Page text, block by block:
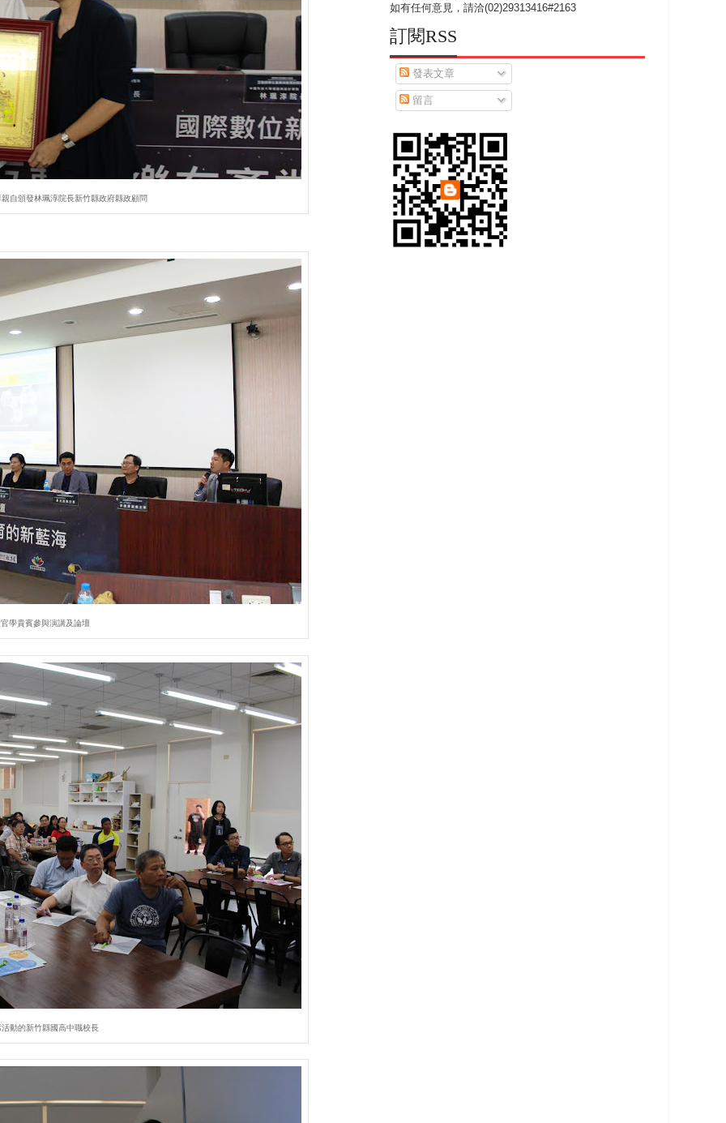
自頒發林珮淳院長新竹縣政府縣政顧問
學貴賓參與演講及論壇
活動的新竹縣國高中職校長
如有任何意見，請洽(02)29313416#2163
訂閱RSS
發表文章
留言